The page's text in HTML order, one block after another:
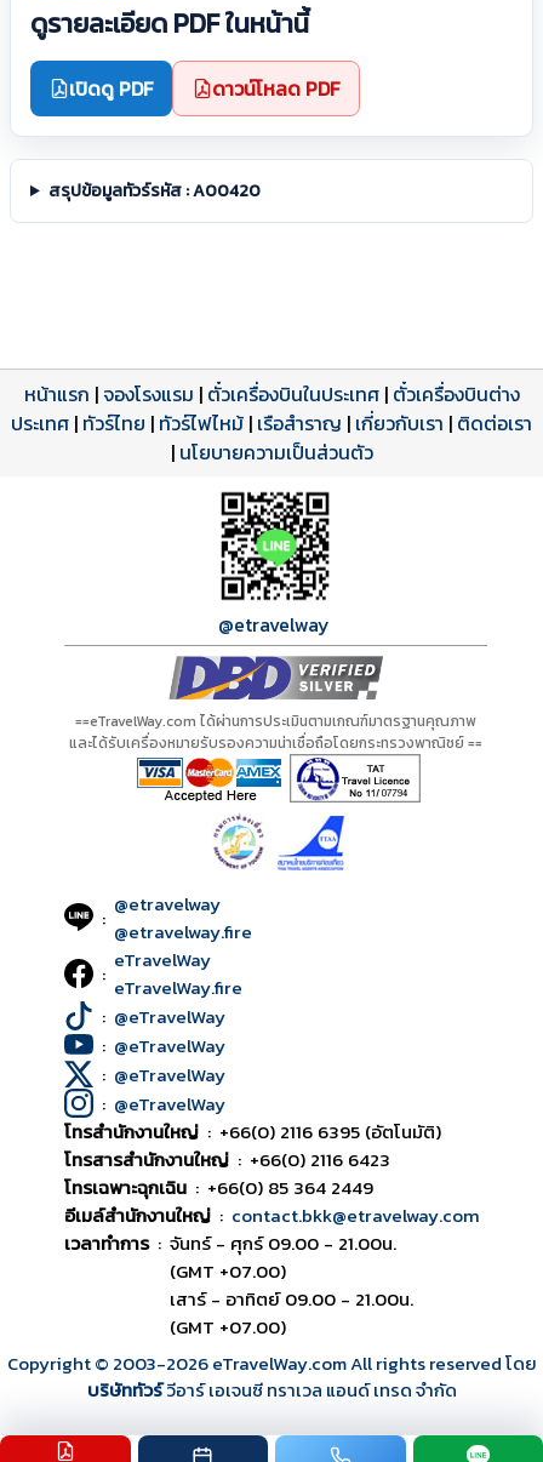
ดูรายละเอียด PDF ในหน้านี้
เปิดดู PDF ดาวน์โหลด PDF
สรุปข้อมูลทัวร์รหัส : A00420
โปรแกรมทัวร์
ดาวน์โหลด PDF
รีวิวลูกค้าจริง
รีวิวจาก eTravelWay
เปิดหน้าเต็ม
ใบอนุญาตนำเที่ยว
เลขที่ 11/11450
เปิดหน้าเต็ม
หน้าแรก |จองโรงแรม | ตั๋วเครื่องบินในประเทศ| ตั๋วเครื่องบินต่าง
ประเทศ | ทัวร์ไทย | ทัวร์ไฟไหม้ | เรือสำราญ | เกี่ยวกับเรา | ติดต่อเรา
| นโยบายความเป็นส่วนตัว
@etravelway
==eTravelWay.com ได้ผ่านการประเมินตามเกณฑ์มาตรฐานคุณภาพ
และได้รับเครื่องหมายรับรองความน่าเชื่อถือโดยกระทรวงพาณิชย์ ==
: @etravelway
@etravelway.fire
: eTravelWay
eTravelWay.fire
: @eTravelWay
: @eTravelWay
: @eTravelWay
: @eTravelWay
โทรสำนักงานใหญ่ : +66(0) 2116 6395 (อัตโนมัติ)
โทรสารสำนักงานใหญ่ : +66(0) 2116 6423
โทรเฉพาะฉุกเฉิน : +66(0) 85 364 2449
อีเมล์สำนักงานใหญ่ : contact.bkk@etravelway.com
เวลาทำการ : จันทร์ - ศุกร์ 09.00 - 21.00น.
(GMT +07.00)
เสาร์ - อาทิตย์ 09.00 - 21.00น.
(GMT +07.00)
Copyright © 2003-2026eTravelWay.com All rights reserved โดย
บริษัททัวร์วีอาร์ เอเจนซี ทราเวล แอนด์ เทรด จำกัด